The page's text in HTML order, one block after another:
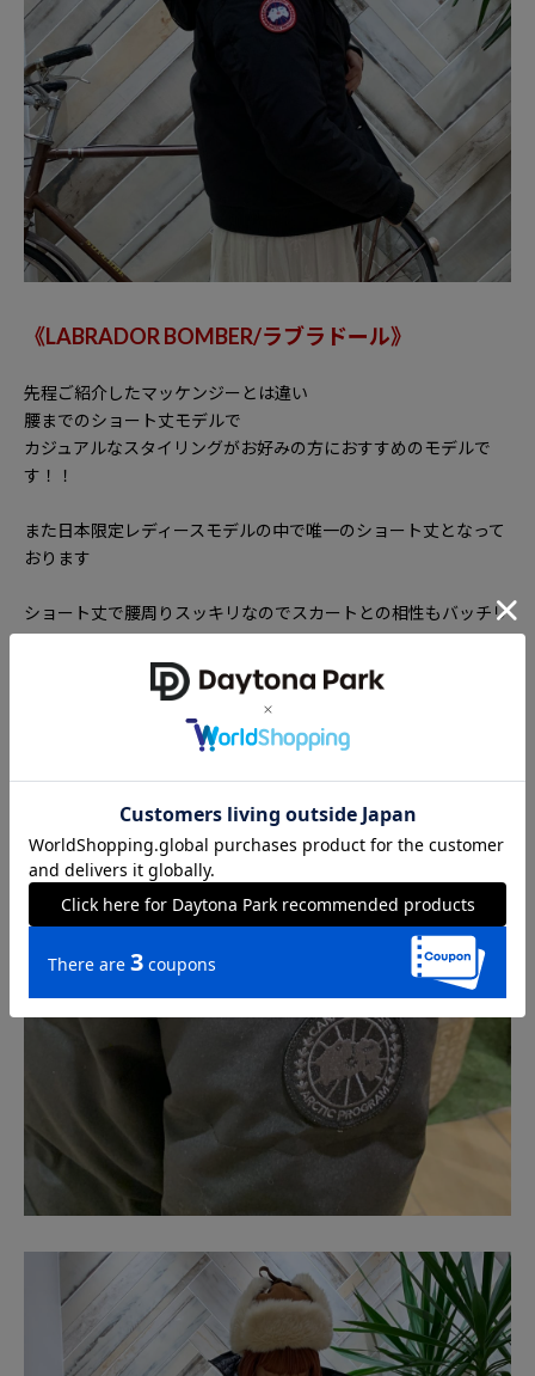
《LABRADOR BOMBER/ラブラドール》
先程ご紹介したマッケンジーとは違い
腰までのショート丈モデルで
カジュアルなスタイリングがお好みの方におすすめのモデルで
す！！
また日本限定レディースモデルの中で唯一のショート丈となって
おります
ショート丈で腰周りスッキリなのでスカートとの相性もバッチリ
です！
人と被りたくない！そんなあなたは